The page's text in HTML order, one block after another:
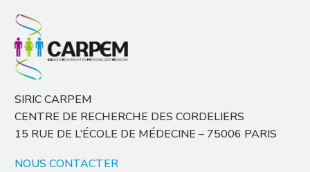
SIRIC CARPEM
CENTRE DE RECHERCHE DES CORDELIERS
15 RUE DE L’ÉCOLE DE MÉDECINE – 75006 PARIS
NOUS CONTACTER